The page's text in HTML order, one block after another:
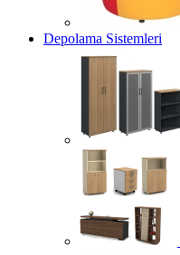
Depolama Sistemleri